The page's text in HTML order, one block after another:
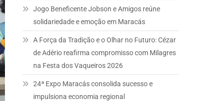
Jogo Beneficente Jobson e Amigos reúne
solidariedade e emoção em Maracás
A Força da Tradição e o Olhar no Futuro: Cézar
de Adério reafirma compromisso com Milagres
na Festa dos Vaqueiros 2026
24ª Expo Maracás consolida sucesso e
impulsiona economia regional